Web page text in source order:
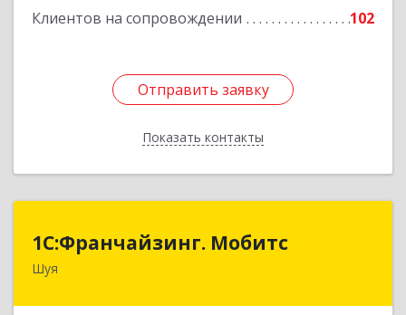
Клиентов на сопровождении 102
Отправить заявку
Показать контакты
Отправить заявку
Назад
1С:Франчайзинг. Мобитс
Шуя
1С:Франчайзинг. Мобитс